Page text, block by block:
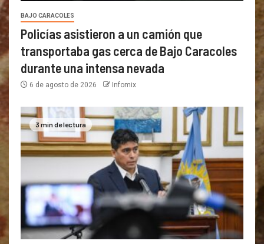
BAJO CARACOLES
Policías asistieron a un camión que
transportaba gas cerca de Bajo Caracoles
durante una intensa nevada
6 de agosto de 2026 Infomix
3 min de lectura